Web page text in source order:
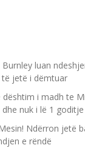
luan
jetë i dëmtuar
i madh te
nuk i lë 1
Ndërron jetë
e rëndë